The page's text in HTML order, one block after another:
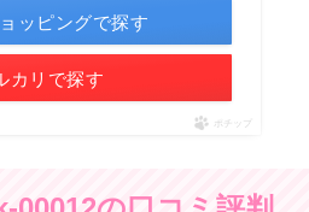
ッピングで探す
カリで探す
ポチップ